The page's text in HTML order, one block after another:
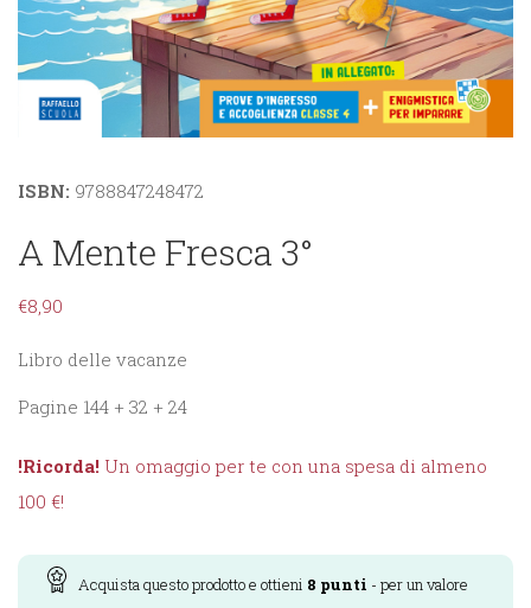
ISBN: 9788847248472
A Mente Fresca 3°
€8,90
Libro delle vacanze
Pagine 144 + 32 + 24
!Ricorda! Un omaggio per te con una spesa di almeno
100 €!
Acquista questo prodotto e ottieni 8 punti - per un valore